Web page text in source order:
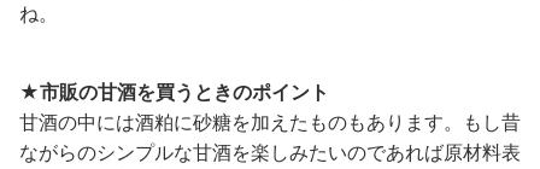
ね。
★市販の甘酒を買うときのポイント
甘酒の中には酒粕に砂糖を加えたものもあります。もし昔
ながらのシンプルな甘酒を楽しみたいのであれば原材料表